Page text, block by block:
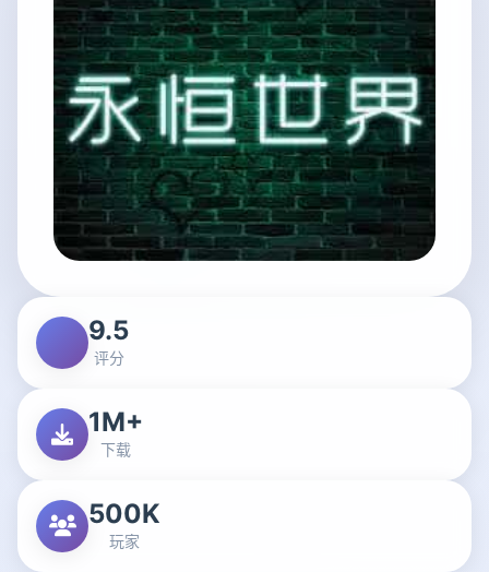
9.5
评分
1M+
下载
500K
玩家